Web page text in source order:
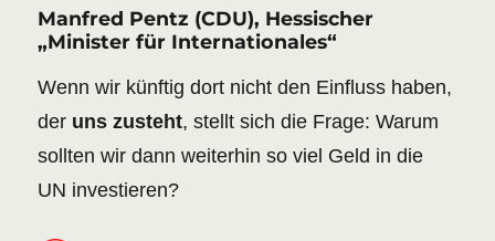
Manfred Pentz (CDU), Hessischer
„Minister für Internationales“
Wenn wir künftig dort nicht den Einfluss haben,
der uns zusteht, stellt sich die Frage: Warum
sollten wir dann weiterhin so viel Geld in die
UN investieren?